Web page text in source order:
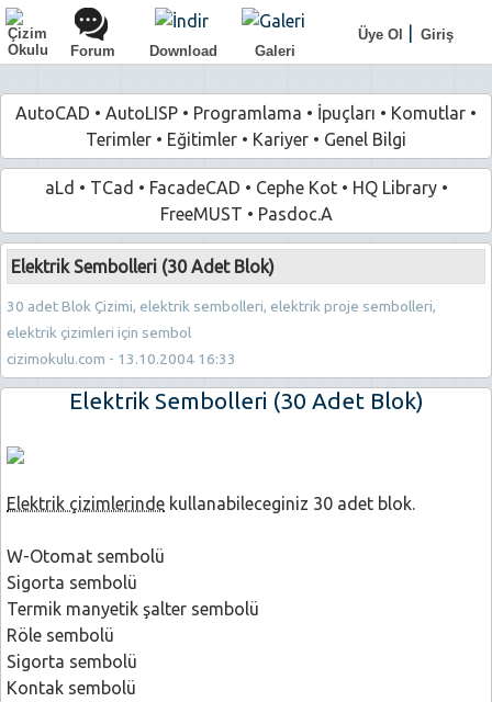
Üye Ol
Giriş
Forum
Download Galeri
AutoCAD • AutoLISP • Programlama • İpuçları • Komutlar •
Terimler • Eğitimler • Kariyer • Genel Bilgi
aLd • TCad • FacadeCAD • Cephe Kot• HQ Library•
FreeMUST • Pasdoc.A
Elektrik Sembolleri (30 Adet Blok)
30 adet Blok Çizimi, elektrik sembolleri, elektrik proje sembolleri,
elektrik çizimleri için sembol
cizimokulu.com - 13.10.2004 16:33
Elektrik Sembolleri (30 Adet Blok)
Elektrik çizimlerinde kullanabileceginiz 30 adet blok.
W-Otomat sembolü
Sigorta sembolü
Termik manyetik şalter sembolü
Röle sembolü
Sigorta sembolü
Kontak sembolü